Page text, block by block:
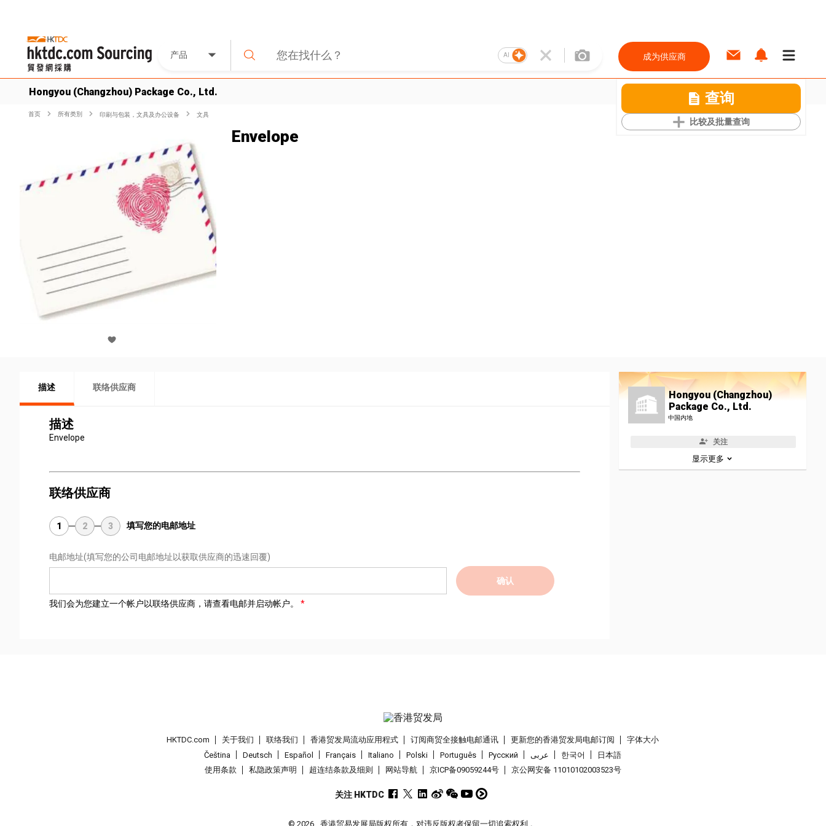
产品 AI 成为供应商
Hongyou (Changzhou) Package Co., Ltd. 查询
比较及批量查询
首页 所有类別 印刷与包装，文具及办公设备 文具
Envelope
描述 联络供应商
描述
Envelope
联络供应商
1 2 3 填写您的电邮地址
电邮地址(填写您的公司电邮地址以获取供应商的迅速回覆)
确认
我们会为您建立一个帐户以联络供应商，请查看电邮并启动帐户。
Hongyou (Changzhou)
Package Co., Ltd.
中国内地
关注
显示更多
HKTDC.com 关于我们 联络我们 香港贸发局流动应用程式 订阅商贸全接触电邮通讯 更新您的香港贸发局电邮订阅
字体大小
Čeština
Deutsch Español Français Italiano Polski Português Pусский عربى 한국어
日本語
使用条款
私隐政策声明 超连结条款及细则 网站导航 京ICP备09059244号 京公网安备 11010102003523号
关注 HKTDC
© 2026 香港贸易发展局版权所有，对违反版权者保留一切追索权利 。